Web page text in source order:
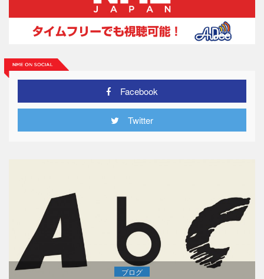
Facebook
Twitter
ブログ